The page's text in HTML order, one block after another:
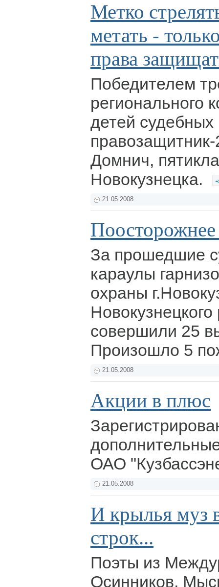
Метко
метать -
права
Победителем
регионального
детей
Домнич,
Новокузнецка.
21.05.2008
За прошедшие
караулы
охраны
совершили 25
Произошло 5
21.05.2008
Акции в плюс
ОАО
21.05.2008
И крылья муз
строк...
Поэты из
Осинников,